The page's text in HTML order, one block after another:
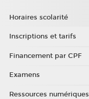
Horaires scolarité
Inscriptions et tarifs
Financement par CPF
Examens
Ressources numériques